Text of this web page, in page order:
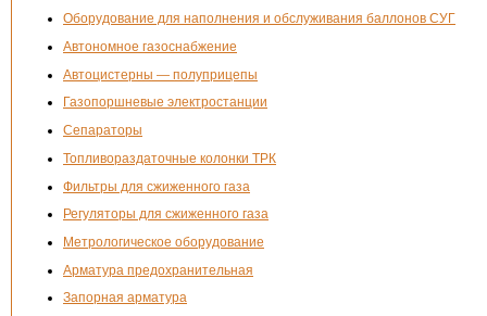
Оборудование для наполнения и обслуживания баллонов СУГ
Автономное газоснабжение
Автоцистерны — полуприцепы
Газопоршневые электростанции
Сепараторы
Топливораздаточные колонки ТРК
Фильтры для сжиженного газа
Регуляторы для сжиженного газа
Метрологическое оборудование
Арматура предохранительная
Запорная арматура